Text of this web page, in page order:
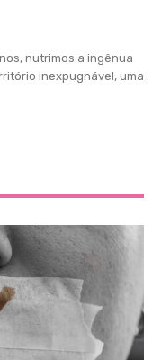
inexpugnável, uma